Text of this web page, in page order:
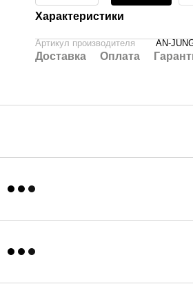
Характеристики
Артикул производителя AN-
Доставка Оплата